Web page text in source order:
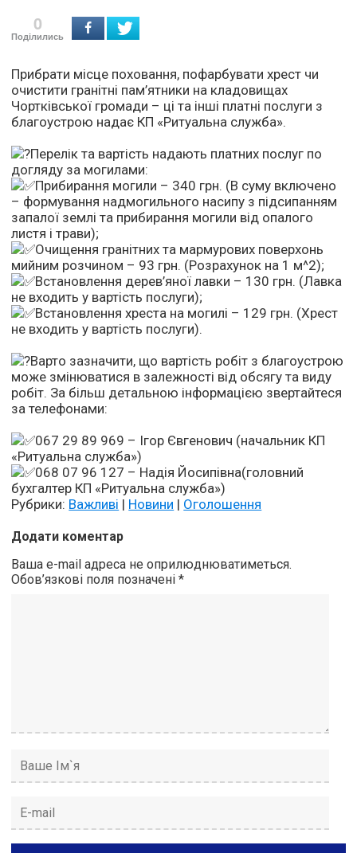
0
Поділились
Прибрати місце поховання, пофарбувати хрест чи
очистити гранітні пам’ятники на кладовищах
Чортківської громади – ці та інші платні послуги з
благоустрою надає КП «Ритуальна служба».
Перелік та вартість надають платних послуг по
догляду за могилами:
Прибирання могили – 340 грн. (В суму включено
– формування надмогильного насипу з підсипанням
запалої землі та прибирання могили від опалого
листя і трави);
Очищення гранітних та мармурових поверхонь
мийним розчином – 93 грн. (Розрахунок на 1 м^2);
Встановлення дерев’яної лавки – 130 грн. (Лавка
не входить у вартість послуги);
Встановлення хреста на могилі – 129 грн. (Хрест
не входить у вартість послуги).
Варто зазначити, що вартість робіт з благоустрою
може змінюватися в залежності від обсягу та виду
робіт. За більш детальною інформацією звертайтеся
за телефонами:
067 29 89 969 – Ігор Євгенович (начальник КП
«Ритуальна служба»)
068 07 96 127 – Надія Йосипівна(головний
бухгалтер КП «Ритуальна служба»)
Рубрики: Важливі | Новини | Оголошення
Додати коментар
Ваша e-mail адреса не оприлюднюватиметься.
Обов’язкові поля позначені*